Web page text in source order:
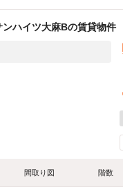
ンハイツ大麻Bの賃貸物件
間取り図 階数